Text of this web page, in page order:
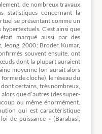
de nombreux travaux
statistiques concernant la
se présentant comme un
C’est ainsi que
marqué aussi par des
Jeong, 2000 ; Broder, Kumar,
souvent ensuite, ont
dont la plupart auraient
moyenne (on aurait alors
de cloche), le réseau du
certains, très nombreux,
que d’autres (des super-
ou même énormément.
qui est caractéristique
de puissance » (Barabasi,